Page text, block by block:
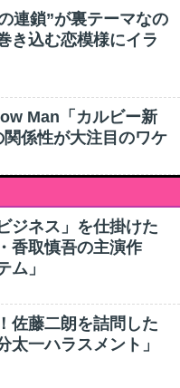
連鎖”が裏テーマなの
き込む恋模様にイラ
Man「カルビー新
係性が大注目のワケ
ジネス」を仕掛けた
香取慎吾の主演作
ム」
佐藤二朗を詰問した
太一ハラスメント」